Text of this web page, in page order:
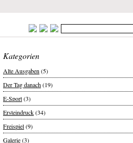
Kategorien
Alte Ausgaben (5)
Der Tag danach(19)
E-Sport(3)
Ersteindruck(34)
Freispiel(9)
Galerie(3)